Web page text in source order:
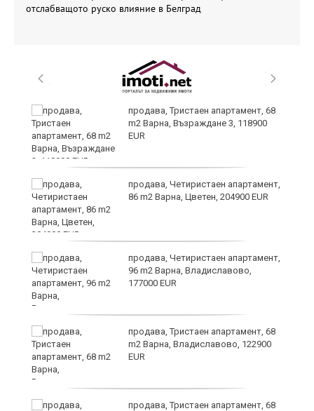
отслабващото руско влияние в Белград
продава, Тристаен апартамент, 68
m2 Варна, Възраждане 3, 118900
EUR
продава, Четиристаен апартамент,
86 m2 Варна, Цветен, 204900 EUR
продава, Четиристаен апартамент,
96 m2 Варна, Владиславово,
177000 EUR
продава, Тристаен апартамент, 68
m2 Варна, Владиславово, 122900
EUR
продава, Тристаен апартамент, 68